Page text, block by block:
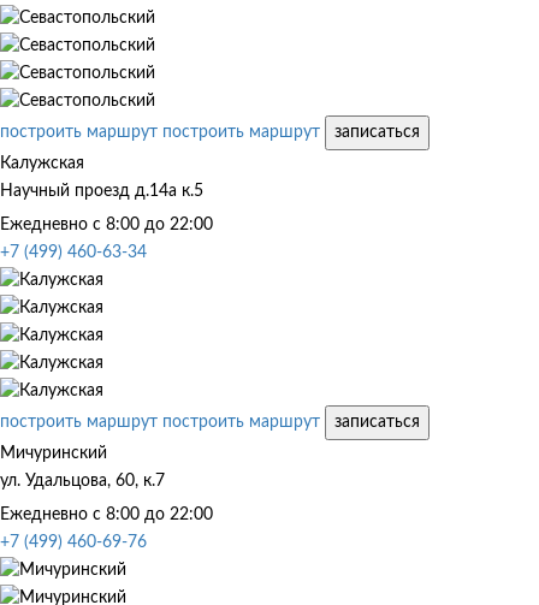
построить маршрут построить маршрут
записаться
Калужская
Научный проезд д.14а к.5
Ежедневно с 8:00 до 22:00
+7 (499) 460-63-34
построить маршрут построить маршрут
записаться
Мичуринский
ул. Удальцова, 60, к.7
Ежедневно с 8:00 до 22:00
+7 (499) 460-69-76